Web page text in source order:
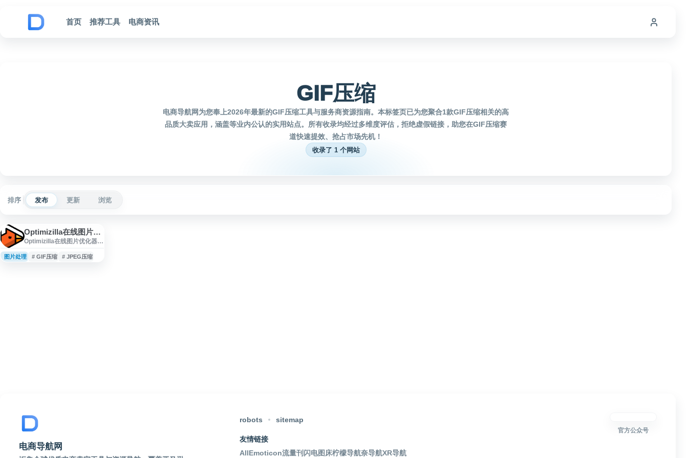
首页
推荐工具 电商资讯
GIF压缩
电商导航网为您奉上2026年最新的GIF压缩工具与服务商资源指南。本标签页已为您聚合1款GIF压缩相关的高
品质大卖应用，涵盖等业内公认的实用站点。所有收录均经过多维度评估，拒绝虚假链接，助您在GIF压缩赛
道快速提效、抢占市场先机！
收录了 1 个网站
排序 发布 更新 浏览
Optimizilla在线图片优化器
Optimizilla在线图片优化器提
GIF和SVG图片压缩服务，支
持在线调整压缩质量，帮助
图片处理 # GIF压缩 # JPEG压缩
电商导航网
robots sitemap
友情链接
AllEmoticon流量刊 闪电图床柠檬导航奈导航XR导航
官方公众号